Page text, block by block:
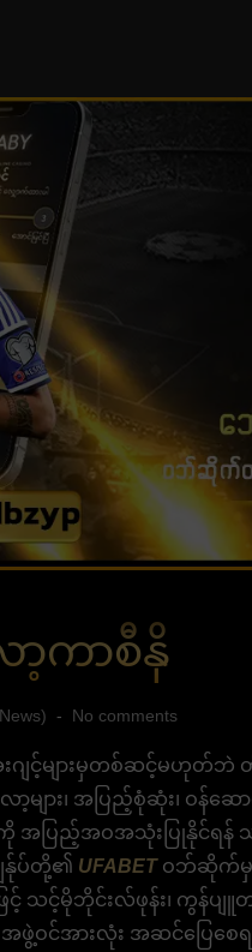
ာ့ကာစီနို
No comments
းဂျင့်များမှတစ်ဆင့်မဟုတ်
များ၊ အပြည့်စုံဆုံး၊ ဝန်ဆ
မှုကို အပြည့်အဝအသုံးပြုနိုင်ရ
န်ုပ်တို့၏ UFABETဝဘ်ဆိုက်မှတ
ြင့် သင့်မိုဘိုင်းလ်ဖုန်း၊ ကွ
ဖွဲ့ဝင်အားလုံး အဆင်ပြေစေ